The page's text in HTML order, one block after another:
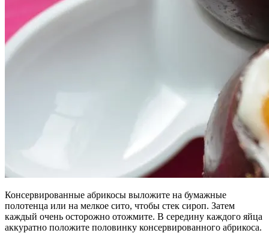
Консервированные абрикосы выложите на бумажные
полотенца или на мелкое сито, чтобы стек сироп. Затем
каждый очень осторожно отожмите. В середину каждого яйца
аккуратно положите половинку консервированного абрикоса.